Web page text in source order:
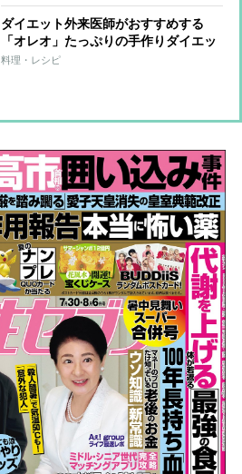
ダイエット外来医師がおすすめする
「オレオ」たっぷりの手作りダイエッ
トスイーツ
料理・レシピ